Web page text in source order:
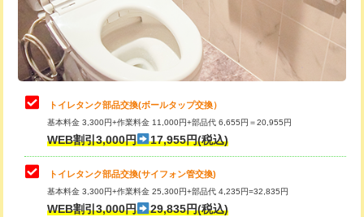
トイレタンク部品交換(ボールタップ交換）
基本料金 3,300円+作業料金 11,000円+部品代 6,655円＝20,955円
WEB割引3,000円 17,955円(税込)
トイレタンク部品交換(サイフォン管交換)
基本料金 3,300円+作業料金 25,300円+部品代 4,235円=32,835円
WEB割引3,000円 29,835円(税込)